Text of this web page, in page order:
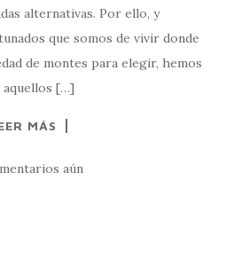
alternativas. Por ello, y
que somos de vivir donde
de montes para elegir, hemos
[…]
MÁS
aún